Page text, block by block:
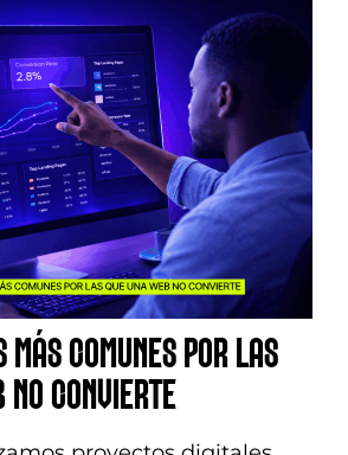
MÁS COMUNES POR LAS
NO CONVIERTE